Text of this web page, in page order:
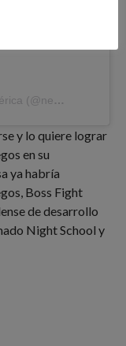
A post shared by Netflix Latinoamérica (@netflixlat)
y lo quiere lograr
en su
ya habría
Boss Fight
de desarrollo
Night School y